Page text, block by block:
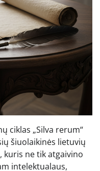
ciklas „Silva rerum“
šiuolaikinės lietuvių
kuris ne tik atgaivino
intelektualaus,